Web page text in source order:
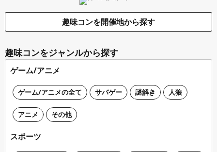
趣味コンを開催地から探す
趣味コンをジャンルから探す
ゲーム/アニメ
ゲーム/アニメの全て サバゲー 謎解き 人狼
アニメ その他
スポーツ